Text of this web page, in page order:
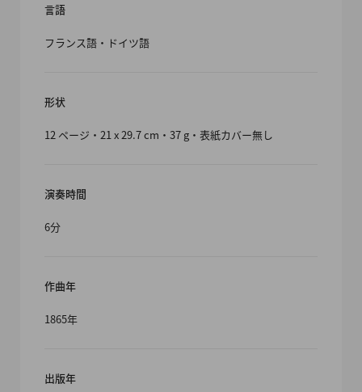
言語
フランス語・ドイツ語
形状
12 ページ・21 x 29.7 cm・37 g・表紙カバー無し
演奏時間
6分
作曲年
1865年
出版年